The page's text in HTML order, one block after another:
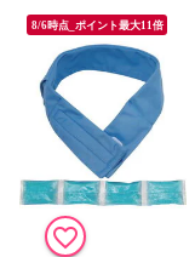
8/6時点_ポイント最大11倍